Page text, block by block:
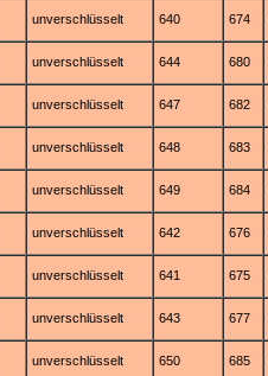
unverschlüsselt 640 674
unverschlüsselt 644 680
unverschlüsselt 647 682
unverschlüsselt 648 683
unverschlüsselt 649 684
unverschlüsselt 642 676
unverschlüsselt 641 675
unverschlüsselt 643 677
unverschlüsselt 650 685